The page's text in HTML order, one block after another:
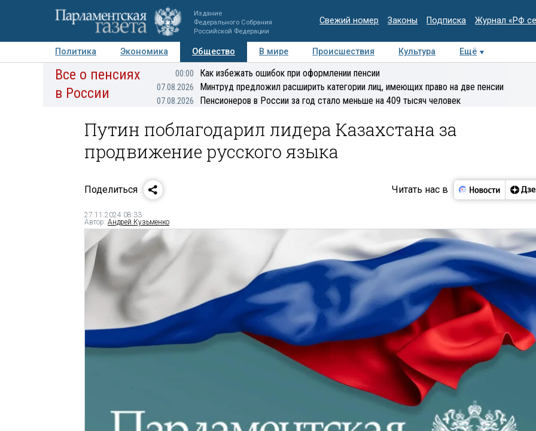
Издание
Федерального Собрания
Российской Федерации
Свежий номер Законы Подписка Журнал «РФ
Политика Экономика Общество В мире Происшествия Культура
Ещё
Авторы Персоны Мнения Регионы Медиацентр Интервью
Все о пенсиях
в России
00:00 Как избежать ошибок при оформлении пенсии
07.08.2026 Минтруд предложил расширить категории лиц, имеющих право на две пенсии
07.08.2026 Пенсионеров в России за год стало меньше на 409 тысяч человек
Путин поблагодарил лидера Казахстана за
продвижение русского языка
Поделиться Читать нас в
27.11.2024 08:33
Автор: Андрей Кузьменко